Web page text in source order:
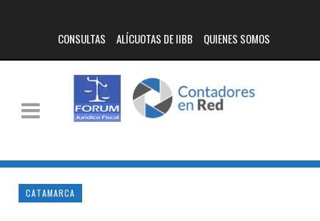
CONSULTAS ALÍCUOTAS DE IIBB QUIENES SOMOS
CATAMARCA